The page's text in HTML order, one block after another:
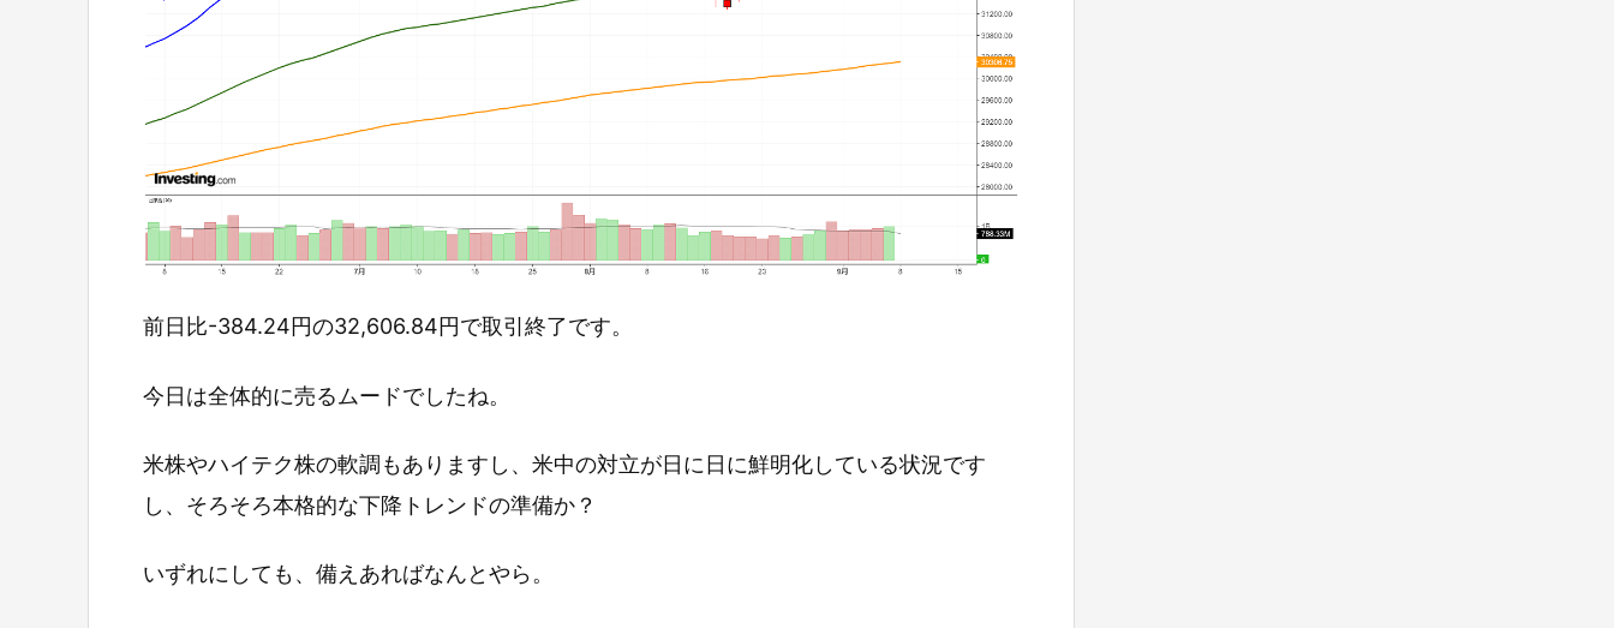
前日比-384.24円の32,606.84円で取引終了です。
今日は全体的に売るムードでしたね。
米株やハイテク株の軟調もありますし、米中の対立が日に日に鮮明化している状況です
し、そろそろ本格的な下降トレンドの準備か？
いずれにしても、備えあればなんとやら。